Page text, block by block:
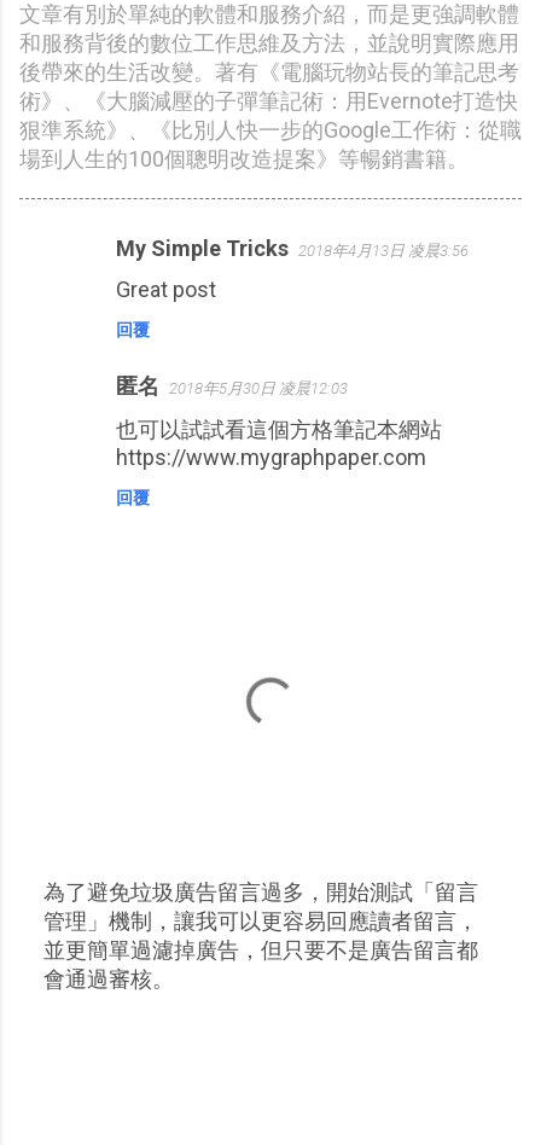
文章有別於單純的軟體和服務介紹，而是更強調軟體
和服務背後的數位工作思維及方法，並說明實際應用
後帶來的生活改變。著有《電腦玩物站長的筆記思考
術》、《大腦減壓的子彈筆記術：用Evernote打造快
狠準系統》、《比別人快一步的Google工作術：從職
場到人生的100個聰明改造提案》等暢銷書籍。
My Simple Tricks 2018年4月13日 凌晨3:56
Great post
回覆
匿名 2018年5月30日 凌晨12:03
也可以試試看這個方格筆記本網站
https://www.mygraphpaper.com
回覆
張
貼
留
為了避免垃圾廣告留言過多，開始測試「留言
管理」機制，讓我可以更容易回應讀者留言，
並更簡單過濾掉廣告，但只要不是廣告留言都
會通過審核。